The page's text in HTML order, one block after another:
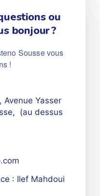
ou
bonjour ?
Sousse vous
!
Avenue Yasser
(au dessus
: Ilef Mahdoui